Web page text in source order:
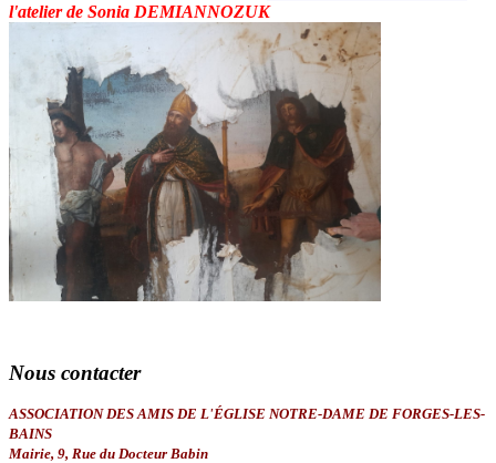
l'atelier de Sonia DEMIANNOZUK
Nous contacter
ASSOCIATION DES AMIS DE L'ÉGLISE NOTRE-DAME DE FORGES-LES-
BAINS
Mairie, 9, Rue du Docteur Babin